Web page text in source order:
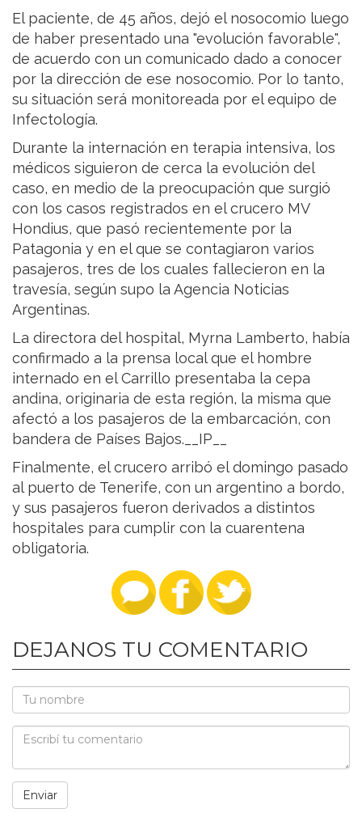
El paciente, de 45 años, dejó el nosocomio luego
de haber presentado una "evolución favorable",
de acuerdo con un comunicado dado a conocer
por la dirección de ese nosocomio. Por lo tanto,
su situación será monitoreada por el equipo de
Infectología.
Durante la internación en terapia intensiva, los
médicos siguieron de cerca la evolución del
caso, en medio de la preocupación que surgió
con los casos registrados en el crucero MV
Hondius, que pasó recientemente por la
Patagonia y en el que se contagiaron varios
pasajeros, tres de los cuales fallecieron en la
travesía, según supo la Agencia Noticias
Argentinas.
La directora del hospital, Myrna Lamberto, había
confirmado a la prensa local que el hombre
internado en el Carrillo presentaba la cepa
andina, originaria de esta región, la misma que
afectó a los pasajeros de la embarcación, con
bandera de Países Bajos.__IP__
Finalmente, el crucero arribó el domingo pasado
al puerto de Tenerife, con un argentino a bordo,
y sus pasajeros fueron derivados a distintos
hospitales para cumplir con la cuarentena
obligatoria.
DEJANOS TU COMENTARIO